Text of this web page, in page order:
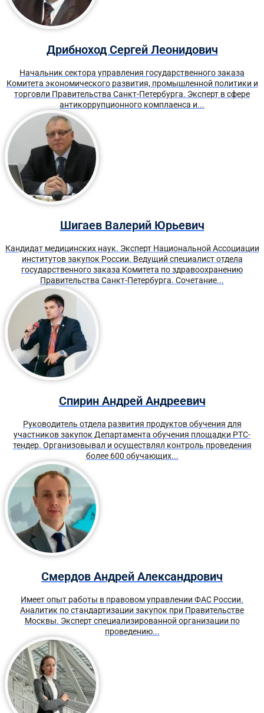
Дрибноход Сергей Леонидович
Начальник сектора управления государственного заказа
Комитета экономического развития, промышленной политики и
торговли Правительства Санкт-Петербурга. Эксперт в сфере
антикоррупционного комплаенса и...
Шигаев Валерий Юрьевич
Кандидат медицинских наук. Эксперт Национальной Ассоциации
институтов закупок России. Ведущий специалист отдела
государственного заказа Комитета по здравоохранению
Правительства Санкт-Петербурга. Сочетание...
Спирин Андрей Андреевич
Руководитель отдела развития продуктов обучения для
участников закупок Департамента обучения площадки РТС-
тендер. Организовывал и осуществлял контроль проведения
более 600 обучающих...
Смердов Андрей Александрович
Имеет опыт работы в правовом управлении ФАС России.
Аналитик по стандартизации закупок при Правительстве
Москвы. Эксперт специализированной организации по
проведению...